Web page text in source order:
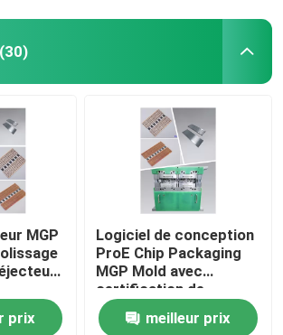
(30)
MGP
prix
Logiciel de conception
ProE Chip Packaging
MGP Mold avec
certification de
contrôle ISO9001
2015
meilleur prix